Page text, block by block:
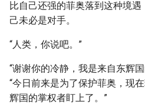
比自己还强的菲奥落到这种境
己未必是对手。
“人类，你说吧。”
“谢谢你的冷静，我是来自东辉
“今日前来是为了保护菲奥，现
辉国的掌权者盯上了。”